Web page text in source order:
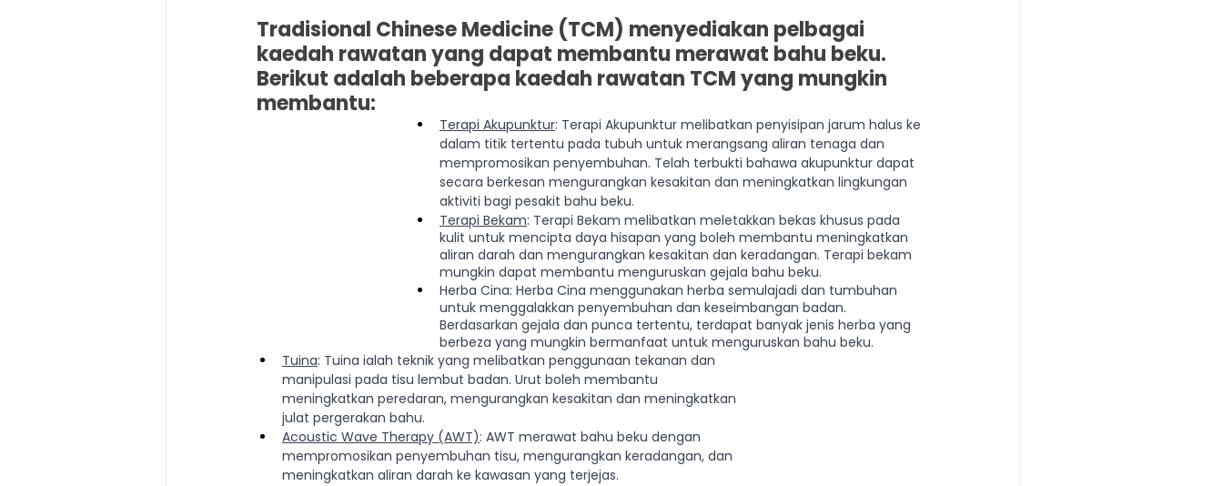
Tradisional Chinese Medicine (TCM) menyediakan pelbagai
kaedah rawatan yang dapat membantu merawat bahu beku.
Berikut adalah beberapa kaedah rawatan TCM yang mungkin
membantu:
Terapi Akupunktur: Terapi Akupunktur melibatkan penyisipan jarum halus ke
dalam titik tertentu pada tubuh untuk merangsang aliran tenaga dan
mempromosikan penyembuhan. Telah terbukti bahawa akupunktur dapat
secara berkesan mengurangkan kesakitan dan meningkatkan lingkungan
aktiviti bagi pesakit bahu beku.
Terapi Bekam: Terapi Bekam melibatkan meletakkan bekas khusus pada
kulit untuk mencipta daya hisapan yang boleh membantu meningkatkan
aliran darah dan mengurangkan kesakitan dan keradangan. Terapi bekam
mungkin dapat membantu menguruskan gejala bahu beku.
Herba Cina: Herba Cina menggunakan herba semulajadi dan tumbuhan
untuk menggalakkan penyembuhan dan keseimbangan badan.
Berdasarkan gejala dan punca tertentu, terdapat banyak jenis herba yang
berbeza yang mungkin bermanfaat untuk menguruskan bahu beku.
Tuina: Tuina ialah teknik yang melibatkan penggunaan tekanan dan
manipulasi pada tisu lembut badan. Urut boleh membantu
meningkatkan peredaran, mengurangkan kesakitan dan meningkatkan
julat pergerakan bahu.
Acoustic Wave Therapy (AWT): AWT merawat bahu beku dengan
mempromosikan penyembuhan tisu, mengurangkan keradangan, dan
meningkatkan aliran darah ke kawasan yang terjejas.